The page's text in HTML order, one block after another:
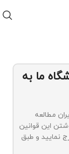
ما به
مطالعه
این قوانین
نمایید و طبق